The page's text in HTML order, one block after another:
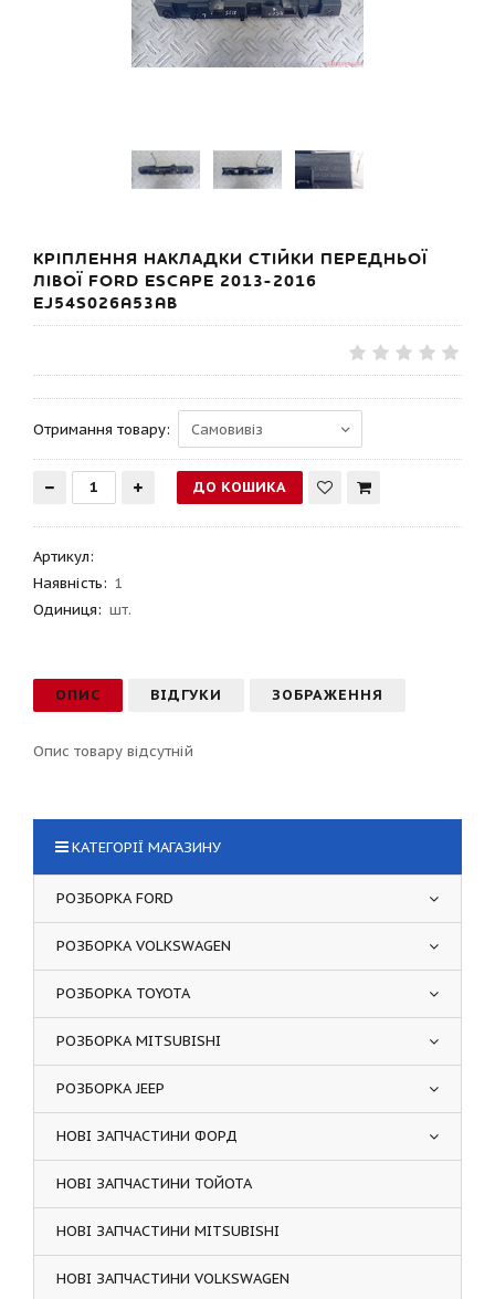
КРІПЛЕННЯ НАКЛАДКИ СТІЙКИ ПЕРЕДНЬОЇ
ЛІВОЇ FORD ESCAPE 2013-2016
EJ54S026A53AB
Отримання товару:
Артикул:
Наявність: 1
Одиниця: шт.
ОПИС ВІДГУКИ ЗОБРАЖЕННЯ
Опис товару відсутній
КАТЕГОРІЇ МАГАЗИНУ
РОЗБОРКА FORD
РОЗБОРКА VOLKSWAGEN
РОЗБОРКА TOYOTA
РОЗБОРКА MITSUBISHI
РОЗБОРКА JEEP
НОВІ ЗАПЧАСТИНИ ФОРД
НОВІ ЗАПЧАСТИНИ ТОЙОТА
НОВІ ЗАПЧАСТИНИ MITSUBISHI
НОВІ ЗАПЧАСТИНИ VOLKSWAGEN